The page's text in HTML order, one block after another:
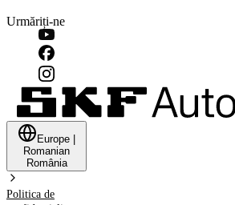
Urmăriți-ne
Europe
Romanian
România
Politica de